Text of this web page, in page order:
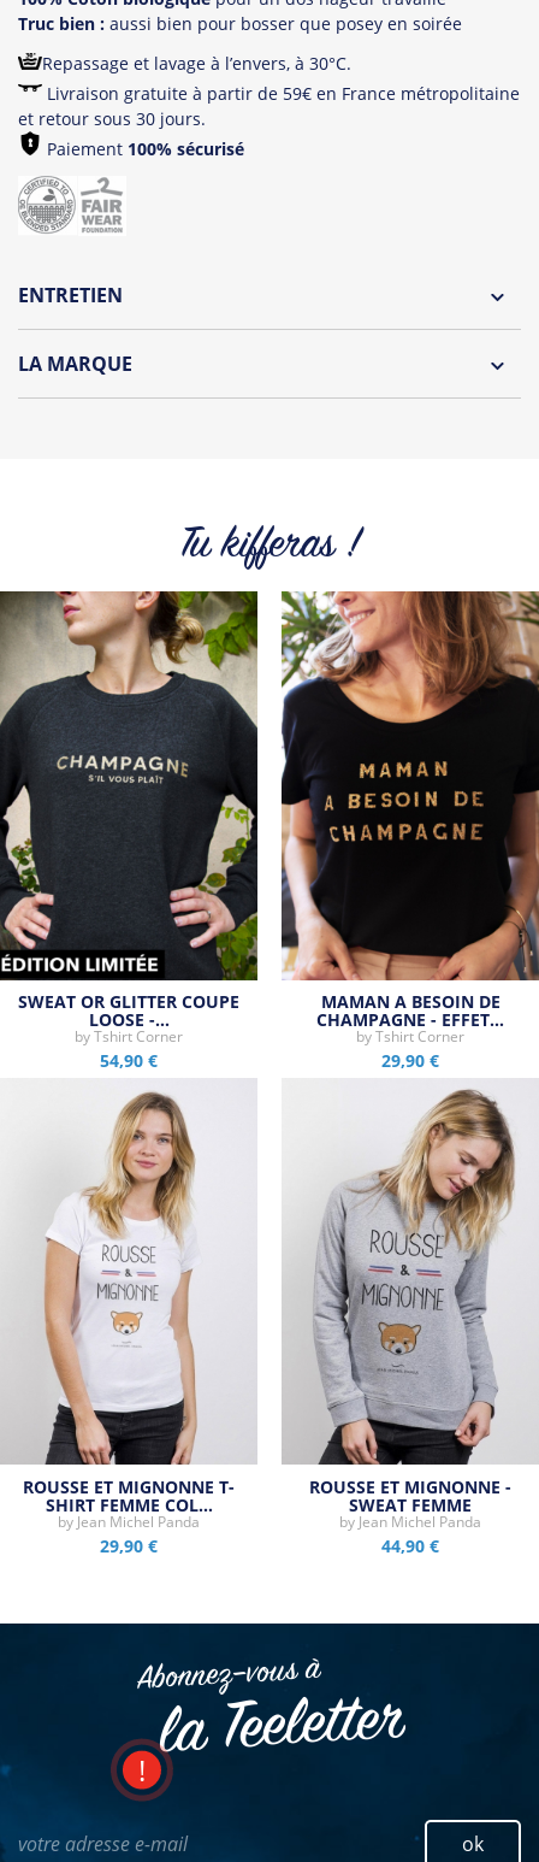
Truc bien : aussi bien pour bosser que posey en soirée
Repassage et lavage à l’envers, à 30°C.
Livraison gratuite à partir de 59€ en France métropolitaine
et retour sous 30 jours.
Paiement 100% sécurisé
ENTRETIEN
LA MARQUE
Tous les produits de la marque
Tu kifferas !
SWEAT OR GLITTER COUPE
LOOSE -…
byTshirt Corner
54,90 €
MAMAN A BESOIN DE
CHAMPAGNE - EFFET…
byTshirt Corner
29,90 €
ROUSSE ET MIGNONNE T-
SHIRT FEMME COL…
by Jean Michel Panda
29,90 €
ROUSSE ET MIGNONNE -
SWEAT FEMME
by Jean Michel Panda
44,90 €
Abonnez–vous à
la Teeletter
votre adresse e-mail ok